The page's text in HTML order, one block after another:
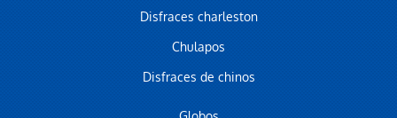
Disfraces charleston
Chulapos
Disfraces de chinos